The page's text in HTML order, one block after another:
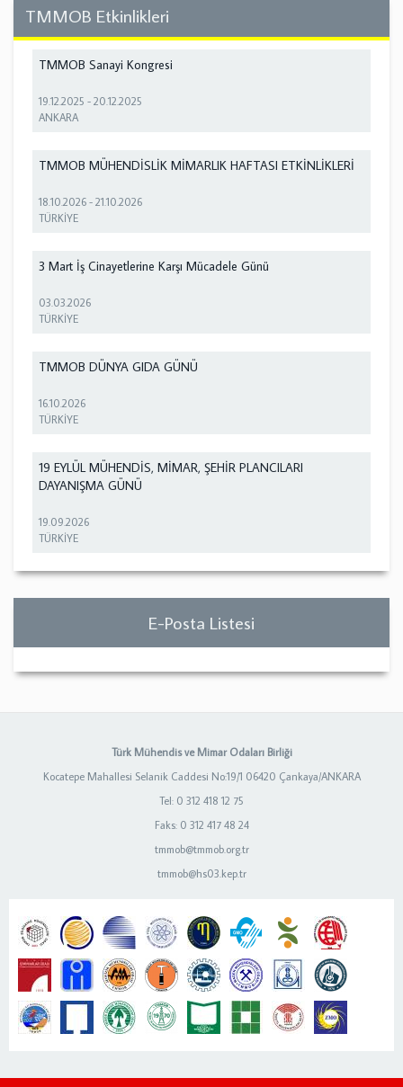
TMMOB Etkinlikleri
TMMOB Sanayi Kongresi
19.12.2025 -20.12.2025
ANKARA
TMMOB MÜHENDİSLİK MİMARLIK HAFTASI ETKİNLİKLERİ
18.10.2026 -21.10.2026
TÜRKİYE
3 Mart İş Cinayetlerine Karşı Mücadele Günü
03.03.2026
TÜRKİYE
TMMOB DÜNYA GIDA GÜNÜ
16.10.2026
TÜRKİYE
19 EYLÜL MÜHENDİS, MİMAR, ŞEHİR PLANCILARI
DAYANIŞMA GÜNÜ
19.09.2026
TÜRKİYE
E-Posta Listesi
Türk Mühendis ve Mimar Odaları Birliği
Kocatepe Mahallesi Selanik Caddesi No:19/1 06420 Çankaya/ANKARA
Tel: 0 312 418 12 75
Faks: 0 312 417 48 24
tmmob@tmmob.org.tr
tmmob@hs03.kep.tr